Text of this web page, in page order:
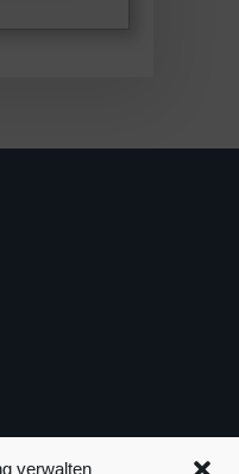
verwalten